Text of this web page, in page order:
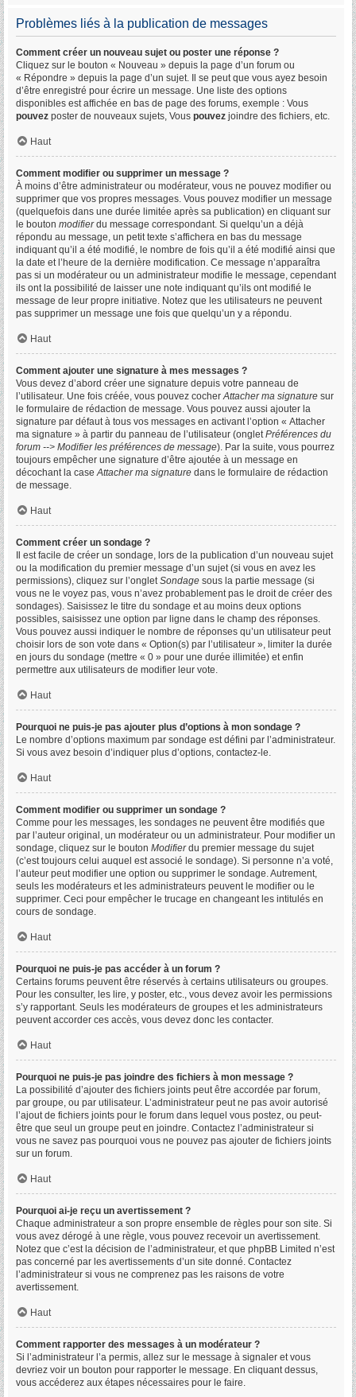
Problèmes liés à la publication de messages
Comment créer un nouveau sujet ou poster une réponse ?
Cliquez sur le bouton « Nouveau » depuis la page d’un forum ou
« Répondre » depuis la page d’un sujet. Il se peut que vous ayez besoin
d’être enregistré pour écrire un message. Une liste des options
disponibles est affichée en bas de page des forums, exemple : Vous
pouvez poster de nouveaux sujets, Vous pouvez joindre des fichiers, etc.
Haut
Comment modifier ou supprimer un message ?
À moins d’être administrateur ou modérateur, vous ne pouvez modifier ou
supprimer que vos propres messages. Vous pouvez modifier un message
(quelquefois dans une durée limitée après sa publication) en cliquant sur
le bouton modifierdu message correspondant. Si quelqu’un a déjà
répondu au message, un petit texte s’affichera en bas du message
indiquant qu’il a été modifié, le nombre de fois qu’il a été modifié ainsi que
la date et l’heure de la dernière modification. Ce message n’apparaîtra
pas si un modérateur ou un administrateur modifie le message, cependant
ils ont la possibilité de laisser une note indiquant qu’ils ont modifié le
message de leur propre initiative. Notez que les utilisateurs ne peuvent
pas supprimer un message une fois que quelqu’un y a répondu.
Haut
Comment ajouter une signature à mes messages ?
Vous devez d’abord créer une signature depuis votre panneau de
l’utilisateur. Une fois créée, vous pouvez cocherAttacher ma signature sur
le formulaire de rédaction de message. Vous pouvez aussi ajouter la
signature par défaut à tous vos messages en activant l’option « Attacher
ma signature » à partir du panneau de l’utilisateur (ongletPréférences du
forum --> Modifier les préférences de message). Par la suite, vous pourrez
toujours empêcher une signature d’être ajoutée à un message en
décochant la caseAttacher ma signature dans le formulaire de rédaction
de message.
Haut
Comment créer un sondage ?
Il est facile de créer un sondage, lors de la publication d’un nouveau sujet
ou la modification du premier message d’un sujet (si vous en avez les
permissions), cliquez sur l’ongletSondage sous la partie message (si
vous ne le voyez pas, vous n’avez probablement pas le droit de créer des
sondages). Saisissez le titre du sondage et au moins deux options
possibles, saisissez une option par ligne dans le champ des réponses.
Vous pouvez aussi indiquer le nombre de réponses qu’un utilisateur peut
choisir lors de son vote dans « Option(s) par l’utilisateur », limiter la durée
en jours du sondage (mettre « 0 » pour une durée illimitée) et enfin
permettre aux utilisateurs de modifier leur vote.
Haut
Pourquoi ne puis-je pas ajouter plus d’options à mon sondage ?
Le nombre d’options maximum par sondage est défini par l’administrateur.
Si vous avez besoin d’indiquer plus d’options, contactez-le.
Haut
Comment modifier ou supprimer un sondage ?
Comme pour les messages, les sondages ne peuvent être modifiés que
par l’auteur original, un modérateur ou un administrateur. Pour modifier un
sondage, cliquez sur le bouton Modifierdu premier message du sujet
(c’est toujours celui auquel est associé le sondage). Si personne n’a voté,
l’auteur peut modifier une option ou supprimer le sondage. Autrement,
seuls les modérateurs et les administrateurs peuvent le modifier ou le
supprimer. Ceci pour empêcher le trucage en changeant les intitulés en
cours de sondage.
Haut
Pourquoi ne puis-je pas accéder à un forum ?
Certains forums peuvent être réservés à certains utilisateurs ou groupes.
Pour les consulter, les lire, y poster, etc., vous devez avoir les permissions
s’y rapportant. Seuls les modérateurs de groupes et les administrateurs
peuvent accorder ces accès, vous devez donc les contacter.
Haut
Pourquoi ne puis-je pas joindre des fichiers à mon message ?
La possibilité d’ajouter des fichiers joints peut être accordée par forum,
par groupe, ou par utilisateur. L’administrateur peut ne pas avoir autorisé
l’ajout de fichiers joints pour le forum dans lequel vous postez, ou peut-
être que seul un groupe peut en joindre. Contactez l’administrateur si
vous ne savez pas pourquoi vous ne pouvez pas ajouter de fichiers joints
sur un forum.
Haut
Pourquoi ai-je reçu un avertissement ?
Chaque administrateur a son propre ensemble de règles pour son site. Si
vous avez dérogé à une règle, vous pouvez recevoir un avertissement.
Notez que c’est la décision de l’administrateur, et que phpBB Limited n’est
pas concerné par les avertissements d’un site donné. Contactez
l’administrateur si vous ne comprenez pas les raisons de votre
avertissement.
Haut
Comment rapporter des messages à un modérateur ?
Si l’administrateur l’a permis, allez sur le message à signaler et vous
devriez voir un bouton pour rapporter le message. En cliquant dessus,
vous accéderez aux étapes nécessaires pour le faire.